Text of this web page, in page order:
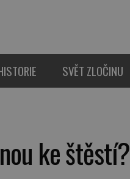
SVĚT ZLOČINU
ke štěstí?